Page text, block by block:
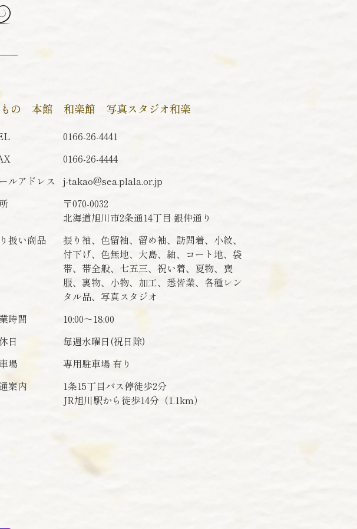
もの 本館 和楽館 写真スタジオ和楽
0166-26-4441
0166-26-4444
ルアドレス
j-takao@sea.plala.or.jp
〒070-0032
北海道旭川市2条通14丁目 銀仲通り
扱い商品
振り袖、色留袖、留め袖、訪問着、小紋、
付下げ、色無地、大島、紬、コート地、袋
帯、帯全般、七五三、祝い着、夏物、喪
服、裏物、小物、加工、悉皆業、各種レン
タル品、写真スタジオ
時間
10:00～18:00
日
毎週水曜日(祝日除)
場
専用駐車場 有り
案内
1条15丁目バス停徒歩2分
JR旭川駅から徒歩14分（1.1km）